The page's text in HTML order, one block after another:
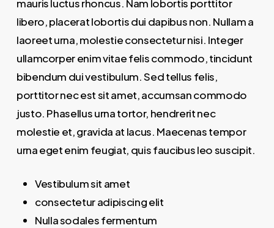
mauris luctus rhoncus. Nam lobortis porttitor
libero, placerat lobortis dui dapibus non. Nullam a
laoreet urna, molestie consectetur nisi. Integer
ullamcorper enim vitae felis commodo, tincidunt
bibendum dui vestibulum. Sed tellus felis,
porttitor nec est sit amet, accumsan commodo
justo. Phasellus urna tortor, hendrerit nec
molestie et, gravida at lacus. Maecenas tempor
urna eget enim feugiat, quis faucibus leo suscipit.
Vestibulum sit amet
consectetur adipiscing elit
Nulla sodales fermentum